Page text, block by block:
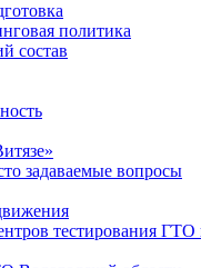
политика
состав
задаваемые вопросы
тестирования ГТО